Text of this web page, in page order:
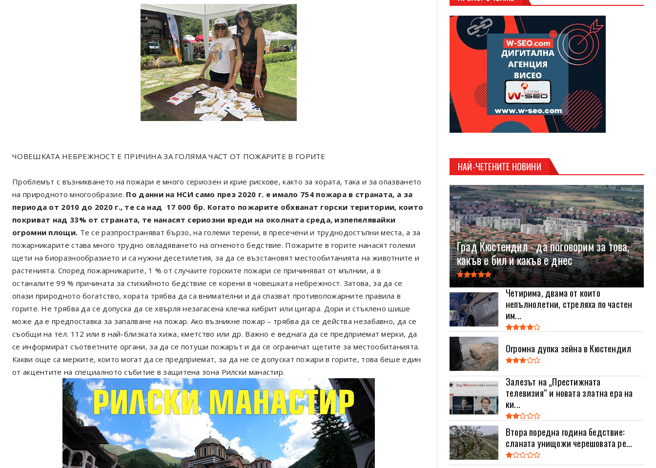
ЧОВЕШКАТА НЕБРЕЖНОСТ Е ПРИЧИНА ЗА ГОЛЯМА ЧАСТ ОТ ПОЖАРИТЕ В ГОРИТЕ
Проблемът с възникването на пожари е много сериозен и крие рискове, както за хората, така и за опазването
на природното многообразие. По данни на НСИ само през 2020 г. е имало 754 пожара в страната, а за
периода от 2010 до 2020 г., те са над 17 000 бр. Когато пожарите обхванат горски територии, които
покриват над 33% от страната, те нанасят сериозни вреди на околната среда, изпепелявайки
огромни площи. Те се разпространяват бързо, на големи терени, в пресечени и труднодостъпни места, а за
пожарникарите става много трудно овладяването на огненото бедствие. Пожарите в горите нанасят големи
щети на биоразнообразието и са нужни десетилетия, за да се възстановят местообитанията на животните и
растенията. Според пожарникарите, 1 % от случаите горските пожари се причиняват от мълнии, а в
останалите 99 % причината за стихийното бедствие се корени в човешката небрежност. Затова, за да се
опази природното богатство, хората трябва да са внимателни и да спазват противопожарните правила в
горите. Не трябва да се допуска да се хвърля незагасена клечка кибрит или цигара. Дори и стъклено шише
може да е предпоставка за запалване на пожар. Ако възникне пожар – трябва да се действа незабавно, да се
съобщи на тел. 112 или в най-близката хижа, кметство или др. Важно е веднага да се предприемат мерки, да
се информират съответните органи, за да се потуши пожарът и да се ограничат щетите за местообитанията.
Какви още са мерките, които могат да се предприемат, за да не се допускат пожари в горите, това беше един
от акцентите на специалното събитие в защитена зона Рилски манастир.
НАЙ-ЧЕТЕНИТЕ НОВИНИ
Град Кюстендил - да поговорим за това,
какъв е бил и какъв е днес
Четирима, двама от които
непълнолетни, стреляха по частен
им...
Огромна дупка зейна в Кюстендил
Залезът на „Престижната
телевизия“ и новата златна ера на
ки...
Втора поредна година бедствие:
сланата унищожи черешовата ре...